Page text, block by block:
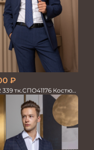
₽
339 тк.СПО41176 Костюм